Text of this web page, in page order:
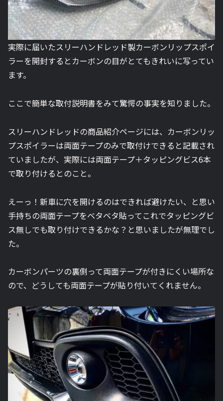
実際に届いたスリーハンドレッド製カーボンリップスポイ
ラーを開封するとカーボンの目がとてもきれいに写ってい
ます。
ここで簡単な取付説明書をみて驚愕の事実を知りました。
スリーハンドレッドの商品紹介ページには、カーボンリッ
プスポイラーは両面テープのみで取付けできると記載され
ていましたが、実際には両面テープ＋タッピングビス6本
で取り付けるとのこと。
えーっ！新車に穴を開けるのはできれば避けたい、と思い
手持ちの両面テープをベタベタ貼ってこれでタッピングビ
ス無しでも取り付けできるかな？と思いましたが無理でし
た。
カーボンパーツの裏側って両面テープが付きにくい場所な
ので、どうしても両面テープが貼り付いてくれません。